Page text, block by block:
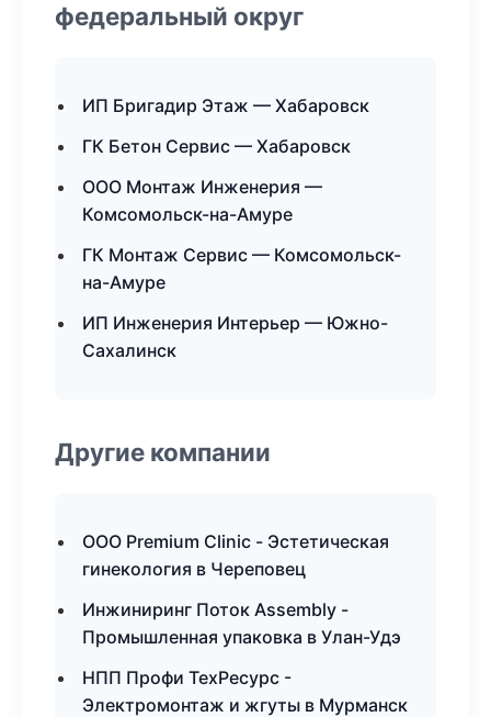
федеральный округ
ИП Бригадир Этаж — Хабаровск
ГК Бетон Сервис — Хабаровск
ООО Монтаж Инженерия —
Комсомольск-на-Амуре
ГК Монтаж Сервис — Комсомольск-
на-Амуре
ИП Инженерия Интерьер — Южно-
Сахалинск
Другие компании
ООО Premium Clinic - Эстетическая
гинекология в Череповец
Инжиниринг Поток Assembly -
Промышленная упаковка в Улан-Удэ
НПП Профи ТехРесурс -
Электромонтаж и жгуты в Мурманск